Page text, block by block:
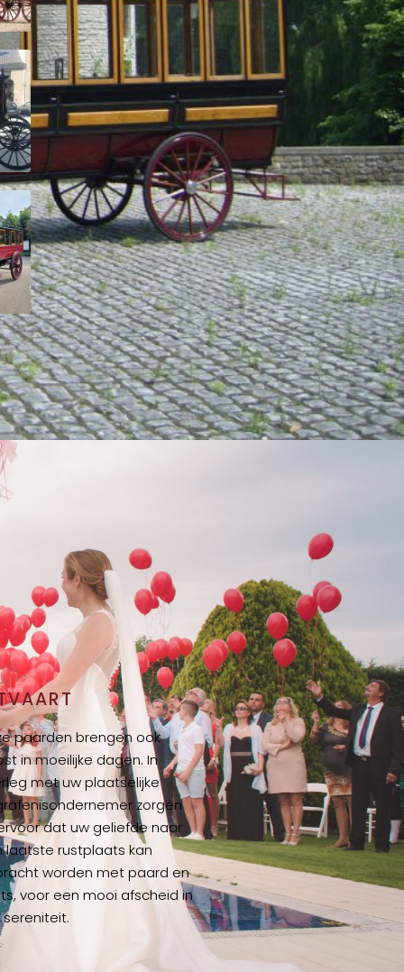
paarden brengen ook
in moeilijke dagen. In
met uw plaatselijke
zorgen
dat uw geliefde naar
laatste rustplaats kan
worden met paard en
voor een mooi afscheid in
sereniteit.